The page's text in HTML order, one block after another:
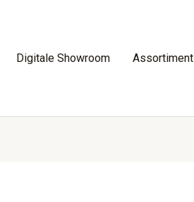
Digitale Showroom Assortiment